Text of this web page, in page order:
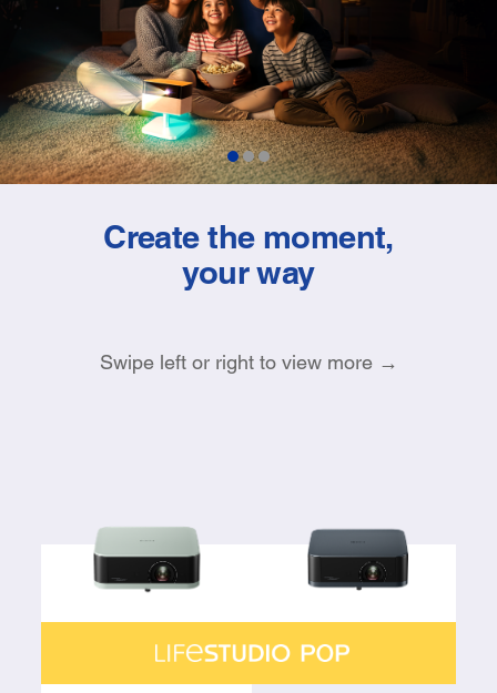
Create the moment,
your way
Swipe left or right to view more →